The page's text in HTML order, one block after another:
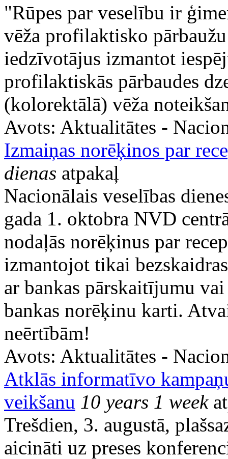
"Rūpes par veselību ir
vēža profilaktisko
iedzīvotājus izmantot
profilaktiskās pārbaudes
(kolorektālā) vēža
Avots: Aktualitātes -
Izmaiņas norēķinos par
dienas atpakaļ
Nacionālais veselības
gada 1. oktobra NVD
nodaļās norēķinus par
izmantojot tikai
ar bankas pārskaitījumu
bankas norēķinu karti.
neērtībām!
Avots: Aktualitātes -
Atklās informatīvo
veikšanu 10 years 1 week
Trešdien, 3. augustā,
aicināti uz preses